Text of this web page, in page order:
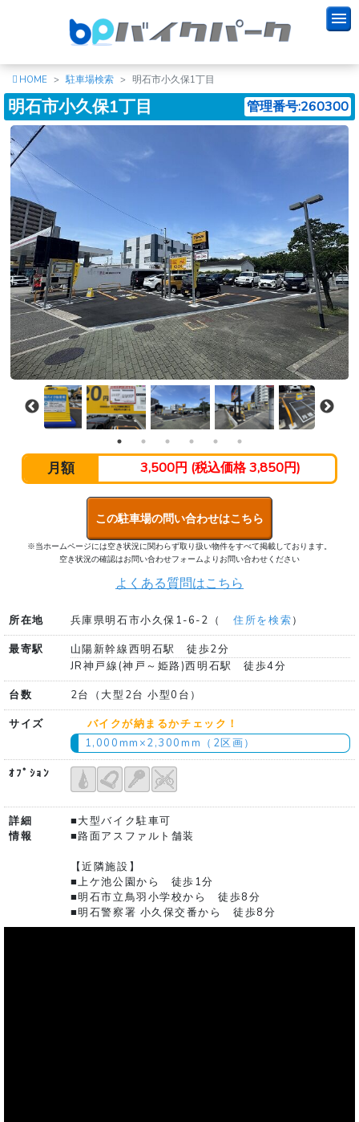
HOME 駐車場検索 明石市小久保1丁目
明石市小久保1丁目 管理番号:260300
月額 3,500円 (税込価格 3,850円)
この駐車場の問い合わせはこちら
※当ホームページには空き状況に関わらず取り扱い物件をすべて掲載しております。
空き状況の確認はお問い合わせフォームよりお問い合わせください
よくある質問はこちら
所在地 兵庫県明石市小久保1-6-2（ 住所を検索）
最寄駅
山陽新幹線西明石駅 徒歩2分
JR神戸線(神戸～姫路)西明石駅 徒歩4分
台数
2台（大型2台 小型0台）
サイズ
バイクが納まるかチェック！
1,000mm×2,300mm（2区画）
ｵﾌﾟｼｮﾝ
詳細
情報
■大型バイク駐車可
■路面アスファルト舗装
【近隣施設】
■上ケ池公園から 徒歩1分
■明石市立鳥羽小学校から 徒歩8分
■明石警察署 小久保交番から 徒歩8分